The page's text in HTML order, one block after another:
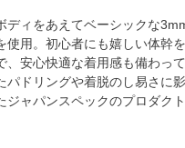
ィをあえてベーシックな
用。初心者にも嬉しい体幹
安心快適な着用感も備わっ
ドリングや着脱のし易さに
ャパンスペックのプロダク